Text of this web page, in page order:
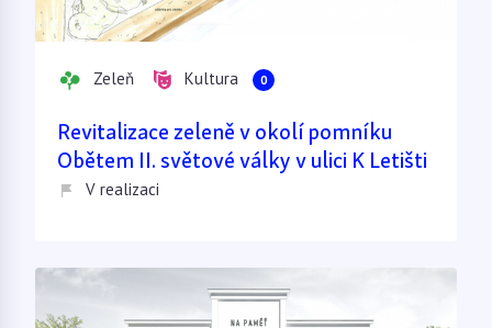
Zeleň Kultura 0
Revitalizace zeleně v okolí pomníku
Obětem II. světové války v ulici K Letišti
V realizaci